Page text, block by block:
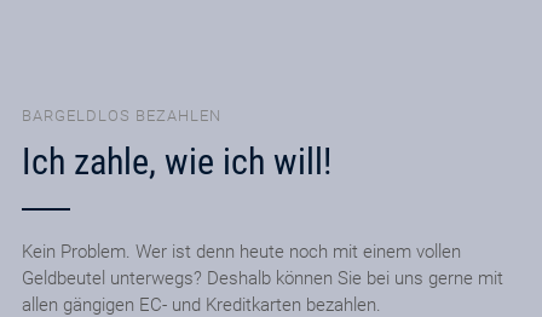
BARGELDLOS BEZAHLEN
Ich zahle, wie ich will!
Kein Problem. Wer ist denn heute noch mit einem vollen
Geldbeutel unterwegs? Deshalb können Sie bei uns gerne mit
allen gängigen EC- und Kreditkarten bezahlen.